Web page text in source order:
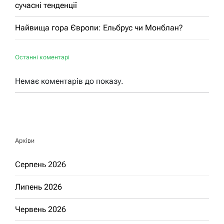
сучасні тенденції
Найвища гора Європи: Ельбрус чи Монблан?
Останні коментарі
Немає коментарів до показу.
Архіви
Серпень 2026
Липень 2026
Червень 2026